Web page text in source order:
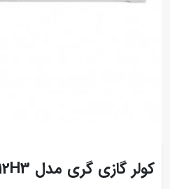
کولر گازی گری مدل I'save plus-P12H3